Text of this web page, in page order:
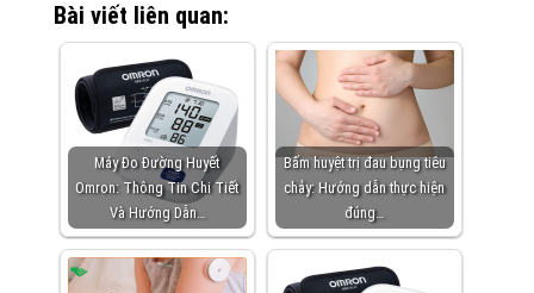
Bài viết liên quan:
Máy Đo Đường Huyết
Omron: Thông Tin Chi Tiết
Và Hướng Dẫn…
Bấm huyệt trị đau bụng tiêu
chảy: Hướng dẫn thực hiện
đúng…